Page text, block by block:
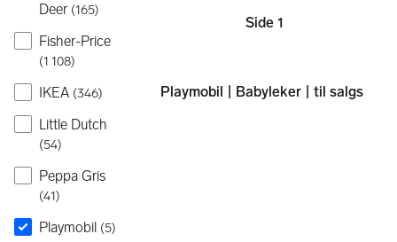
Deer (165)
Fisher-Price
(1 108)
IKEA (346)
Little Dutch
(54)
Peppa Gris
(41)
Playmobil (5)
Sider
Side 1
Playmobil | Babyleker | til salgs